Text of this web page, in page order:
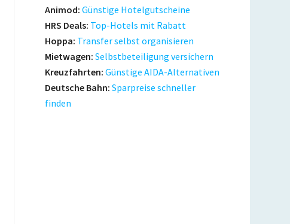
Animod: Günstige Hotelgutscheine
HRS Deals: Top-Hotels mit Rabatt
Hoppa: Transfer selbst organisieren
Mietwagen: Selbstbeteiligung versichern
Kreuzfahrten: Günstige AIDA-Alternativen
Deutsche Bahn: Sparpreise schneller
finden